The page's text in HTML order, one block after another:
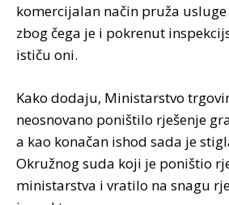
komercijalan način pruža
zbog čega je i pokrenut
ističu oni.
Kako dodaju, Ministarstvo
neosnovano poništilo rješenje
a kao konačan ishod sada je
Okružnog suda koji je poništio
ministarstva i vratilo na snagu